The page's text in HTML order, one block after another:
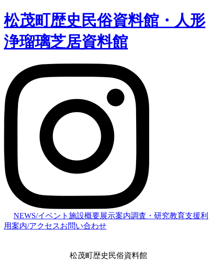
松茂町歴史民俗資料館・人形
浄瑠璃芝居資料館
NEWS/イベント 施設概要展示案内調査・研究教育支援利
用案内/アクセスお問い合わせ
松茂町歴史民俗資料館